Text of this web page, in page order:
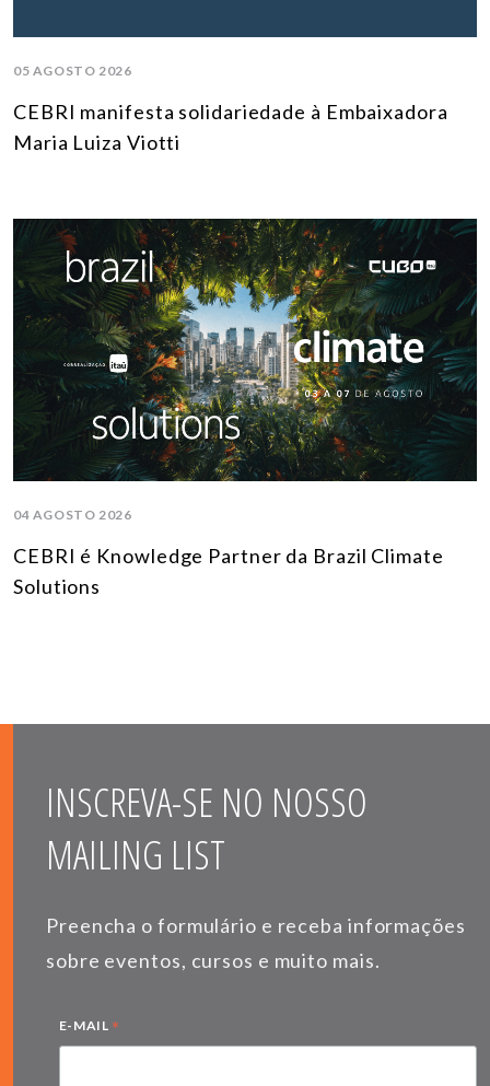
05 AGOSTO 2026
CEBRI manifesta solidariedade à Embaixadora
Maria Luiza Viotti
04 AGOSTO 2026
CEBRI é Knowledge Partner da Brazil Climate
Solutions
INSCREVA-SE NO NOSSO
MAILING LIST
Preencha o formulário e receba informações
sobre eventos, cursos e muito mais.
E-MAIL *